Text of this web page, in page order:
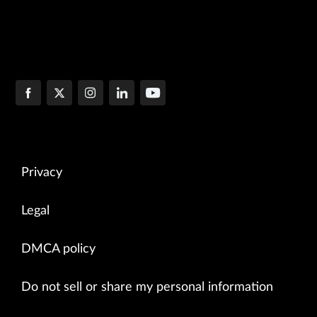
Privacy
Legal
DMCA policy
Do not sell or share my personal information